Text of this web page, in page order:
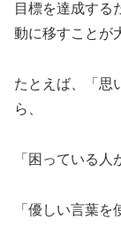
目標を達成する
動に移すことが
たとえば、「思
ら、
「困っている人
「優しい言葉を